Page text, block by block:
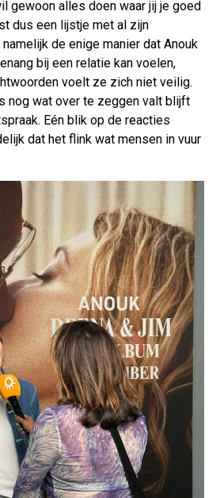
gewoon alles doen waar jij je goed
dus een lijstje met al zijn
de enige manier dat Anouk
bij een relatie kan voelen,
voelt ze zich niet veilig.
nog wat over te zeggen valt blijft
Eén blik op de reacties
dat het flink wat mensen in vuur